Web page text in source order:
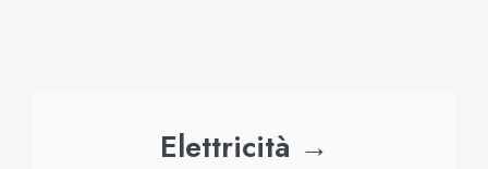
Elettricità →